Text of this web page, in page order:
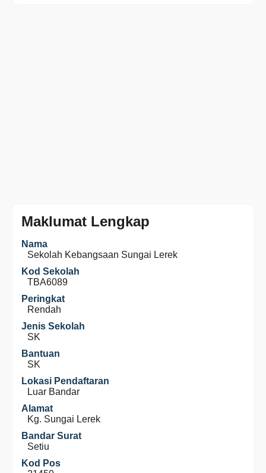
Maklumat Lengkap
Nama
Sekolah Kebangsaan Sungai Lerek
Kod Sekolah
TBA6089
Peringkat
Rendah
Jenis Sekolah
SK
Bantuan
SK
Lokasi Pendaftaran
Luar Bandar
Alamat
Kg. Sungai Lerek
Bandar Surat
Setiu
Kod Pos